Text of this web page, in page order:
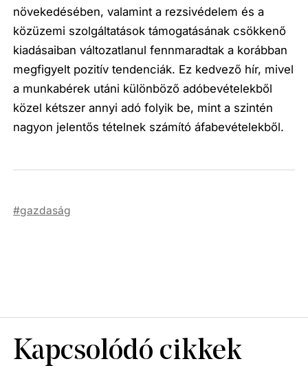
növekedésében, valamint a rezsivédelem és a
közüzemi szolgáltatások támogatásának csökkenő
kiadásaiban változatlanul fennmaradtak a korábban
megfigyelt pozitív tendenciák. Ez kedvező hír, mivel
a munkabérek utáni különböző adóbevételekből
közel kétszer annyi adó folyik be, mint a szintén
nagyon jelentős tételnek számító áfabevételekből.
gazdaság
Kapcsolódó cikkek